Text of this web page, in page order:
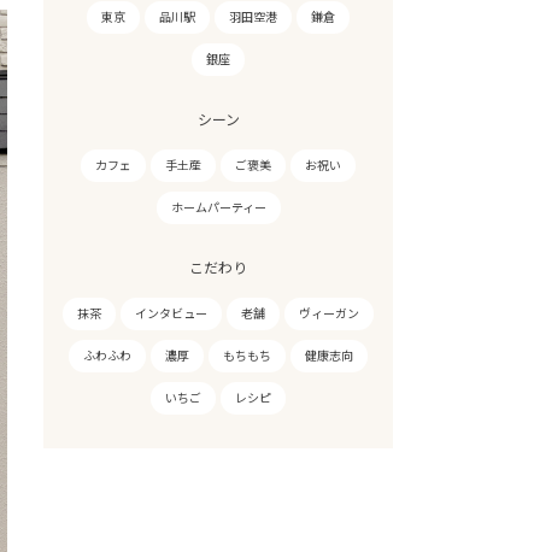
東京 品川駅 羽田空港 鎌倉
銀座
シーン
カフェ 手土産 ご褒美 お祝い
ホームパーティー
こだわり
抹茶 インタビュー 老舗 ヴィーガン
ふわふわ 濃厚 もちもち 健康志向
いちご レシピ